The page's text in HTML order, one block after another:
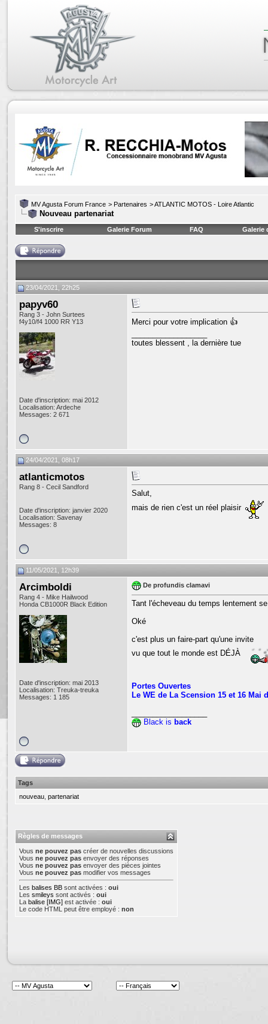
MV Agusta Forum France > Partenaires >ATLANTIC MOTOS - Loire Atlantic
Nouveau partenariat
S'inscrire Galerie Forum FAQ Galerie
23/04/2021, 22h25
papyv60
Rang 3 - John Surtees
f4y10/f4 1000 RR Y13
Date d'inscription: mai 2012
Localisation: Ardeche
Messages: 2 671
Merci pour votre implication 👍
toutes blessent , la dernière tue
24/04/2021, 08h17
atlanticmotos
Rang 8 - Cecil Sandford
Date d'inscription: janvier 2020
Localisation: Savenay
Messages: 8
Salut,
mais de rien c'est un réel plaisir
11/05/2021, 12h39
Arcimboldi
Rang 4 - Mike Hailwood
Honda CB1000R Black Edition
Date d'inscription: mai 2013
Localisation: Treuka-treuka
Messages: 1 185
De profundis clamavi
Tant l'écheveau du temps lentement
Oké
c'est plus un faire-part qu'une invite
vu que tout le monde est DÉJÀ
Portes Ouvertes
Le WE de La Scension 15 et 16 Mai
Black is back
Tags
nouveau partenariat
Règles de messages
Vous ne pouvez pas créer de nouvelles discussions
Vous ne pouvez pas envoyer des réponses
Vous ne pouvez pas envoyer des pièces jointes
Vous ne pouvez pas modifier vos messages
Les balises BB sont activées : oui
Les smileys sont activés : oui
La balise [IMG] est activée : oui
Le code HTML peut être employé : non